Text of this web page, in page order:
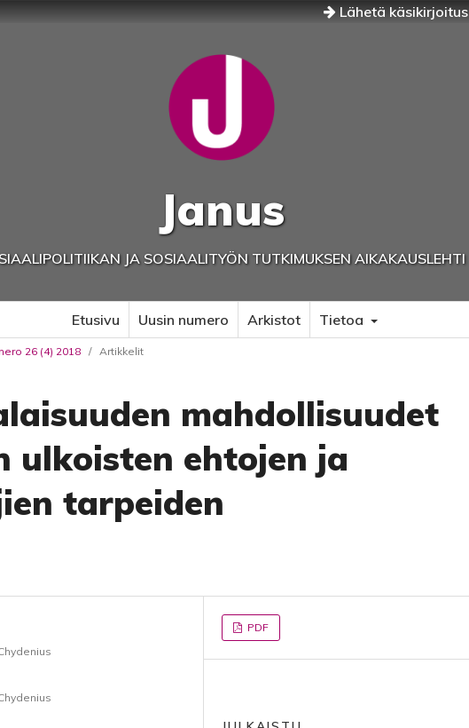
Lähetä käsikirjoitus
Janus
JA SOSIAALITYÖN TUTKIMUKSEN AIKAKAUSLEHTI
Etusivu Uusin numero Arkistot Tietoa
26 (4) 2018 / Artikkelit
mahdollisuudet
ulkoisten ehtojen ja
tarpeiden
PDF